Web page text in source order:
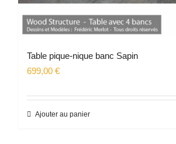
Table pique-nique banc Sapin
699,00 €
Ajouter au panier